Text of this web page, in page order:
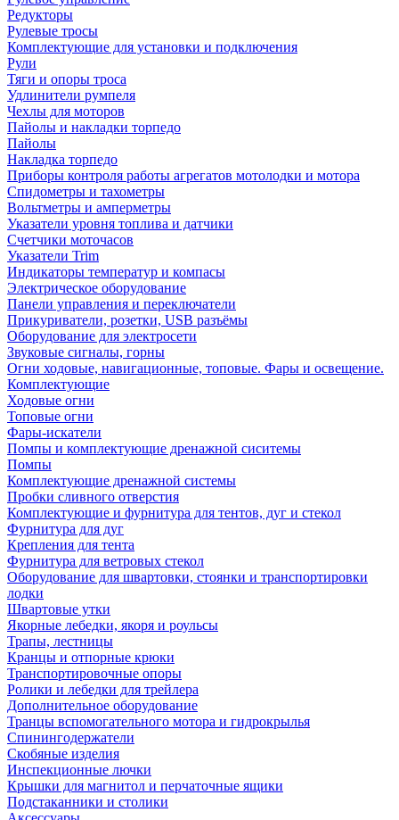
Редукторы
Рулевые тросы
Комплектующие для установки и подключения
Рули
Тяги и опоры троса
Удлинители румпеля
Чехлы для моторов
Пайолы и накладки торпедо
Пайолы
Накладка торпедо
Приборы контроля работы агрегатов мотолодки и мотора
Спидометры и тахометры
Вольтметры и амперметры
Указатели уровня топлива и датчики
Счетчики моточасов
Указатели Trim
Индикаторы температур и компасы
Электрическое оборудование
Панели управления и переключатели
Прикуриватели, розетки, USB разъёмы
Оборудование для электросети
Звуковые сигналы, горны
Огни ходовые, навигационные, топовые. Фары и освещение.
Комплектующие
Ходовые огни
Топовые огни
Фары-искатели
Помпы и комплектующие дренажной сиситемы
Помпы
Комплектующие дренажной системы
Пробки сливного отверстия
Комплектующие и фурнитура для тентов, дуг и стекол
Фурнитура для дуг
Крепления для тента
Фурнитура для ветровых стекол
Оборудование для швартовки, стоянки и транспортировки
лодки
Швартовые утки
Якорные лебедки, якоря и роульсы
Трапы, лестницы
Кранцы и отпорные крюки
Транспортировочные опоры
Ролики и лебедки для трейлера
Дополнительное оборудование
Транцы вспомогательного мотора и гидрокрылья
Спинингодержатели
Скобяные изделия
Инспекционные лючки
Крышки для магнитол и перчаточные ящики
Подстаканники и столики